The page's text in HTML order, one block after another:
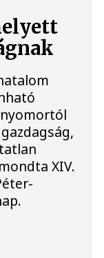
XIV.